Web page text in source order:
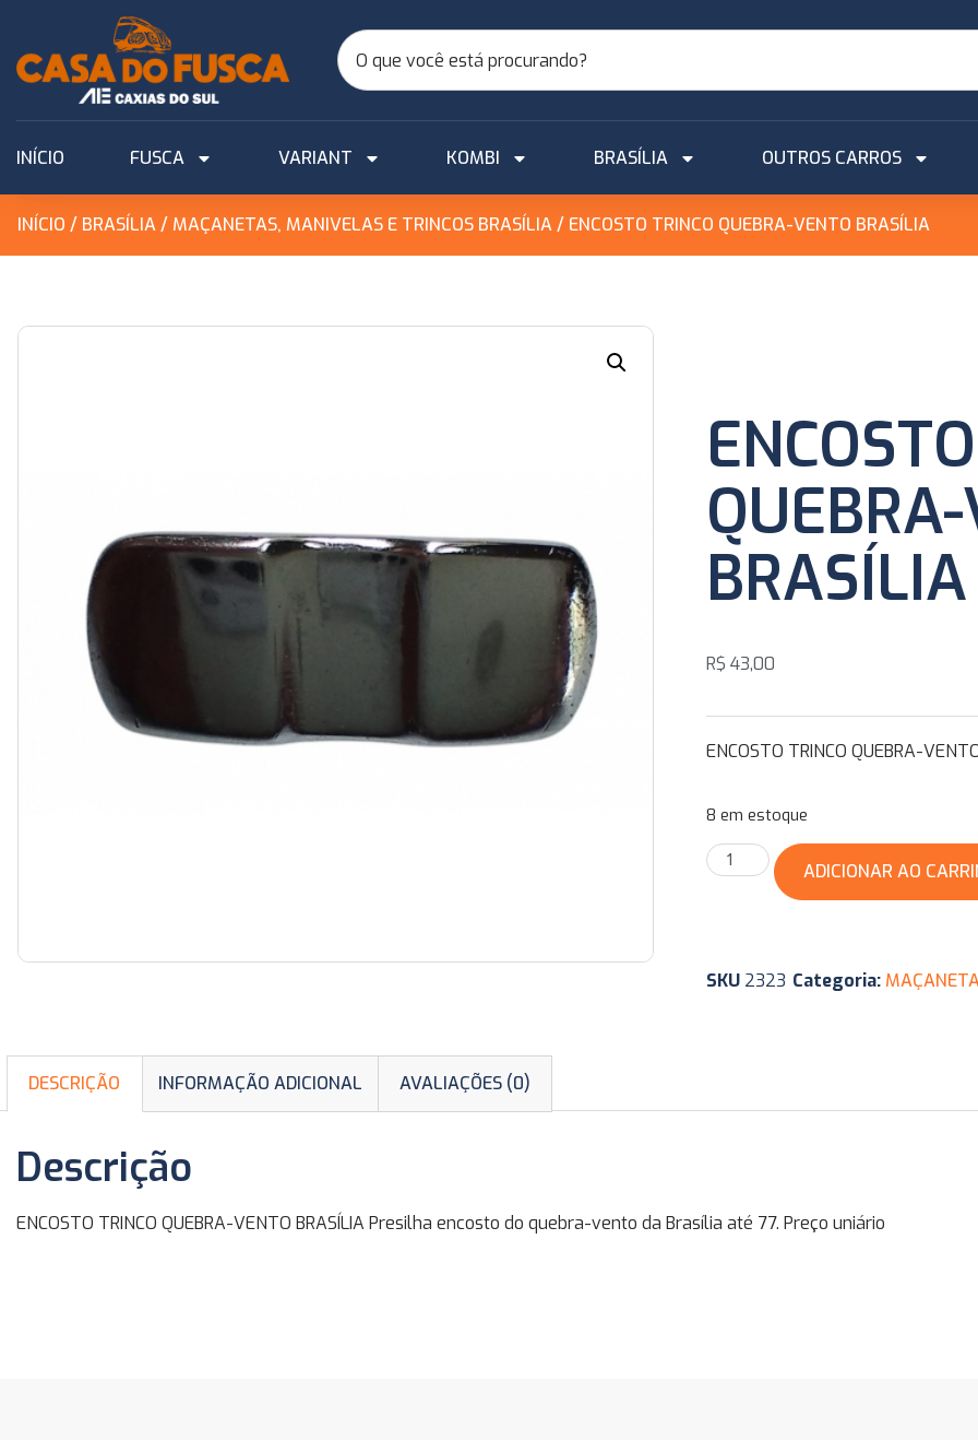
INÍCIO FUSCA VARIANT KOMBI BRASÍLIA OUTROS CARROS
INÍCIO / BRASÍLIA/ MAÇANETAS, MANIVELAS E TRINCOS BRASÍLIA/ ENCOSTO TRINCO QUEBRA-VENTO BRASÍLIA
BRASÍLIA
R$ 43,00
ENCOSTO TRINCO QUEBRA-
8 em estoque
ADICIONAR AO
SKU 2323 Categoria:
DESCRIÇÃO INFORMAÇÃO ADICIONAL AVALIAÇÕES (0)
Descrição
ENCOSTO TRINCO QUEBRA-VENTO BRASÍLIA Presilha encosto do quebra-vento da Brasília até 77. Preço uniário